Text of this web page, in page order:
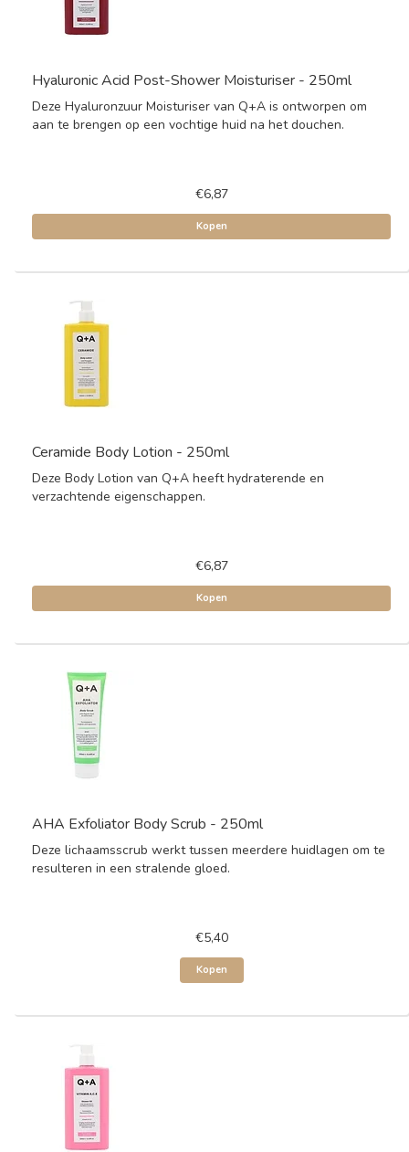
Hyaluronic Acid Post-Shower Moisturiser - 250ml
Deze Hyaluronzuur Moisturiser van Q+A is ontworpen om
aan te brengen op een vochtige huid na het douchen.
€6,87
Kopen
Ceramide Body Lotion - 250ml
Deze Body Lotion van Q+A heeft hydraterende en
verzachtende eigenschappen.
€6,87
Kopen
AHA Exfoliator Body Scrub - 250ml
Deze lichaamsscrub werkt tussen meerdere huidlagen om te
resulteren in een stralende gloed.
€5,40
Kopen